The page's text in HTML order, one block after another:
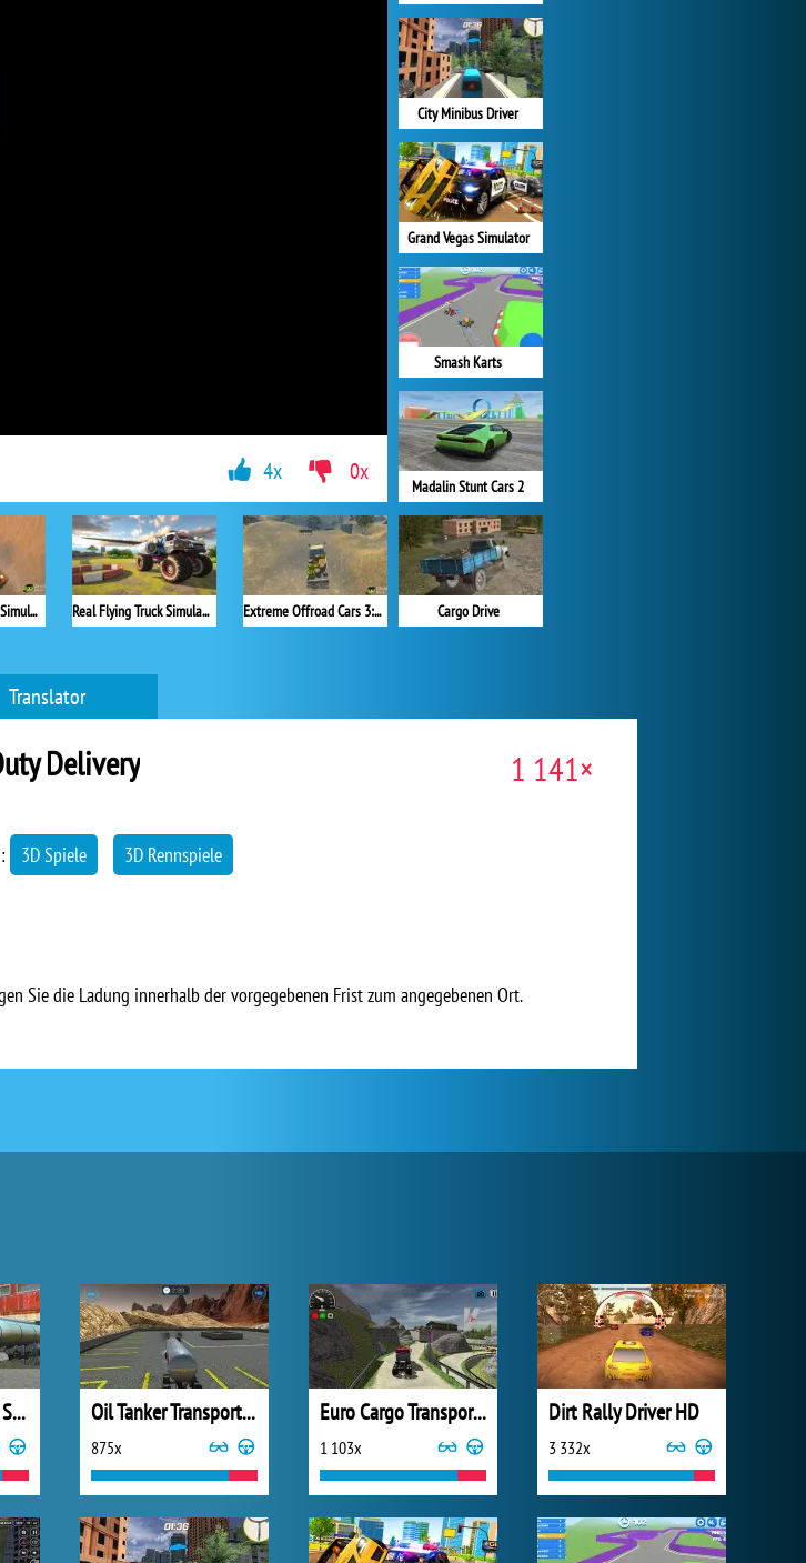
City Minibus Driver
Grand Vegas Simulator
Smash Karts
Madalin Stunt Cars 2
Cargo Drive
18 Wheeler Cargo Simulator Real Flying Truck Simulator 3D Extreme Offroad Cars 3: Cargo
4x 0x
Translator
Delivery 1 141×
3D Spiele 3D Rennspiele
Sie die Ladung innerhalb der vorgegebenen Frist zum angegebenen Ort.
18 Wheeler Cargo Simulator 2 Oil Tanker Transporter Truck
875x
Euro Cargo Transporter Truck Driver Simulator 2019
1 103x
Dirt Rally Driver HD
3 332x